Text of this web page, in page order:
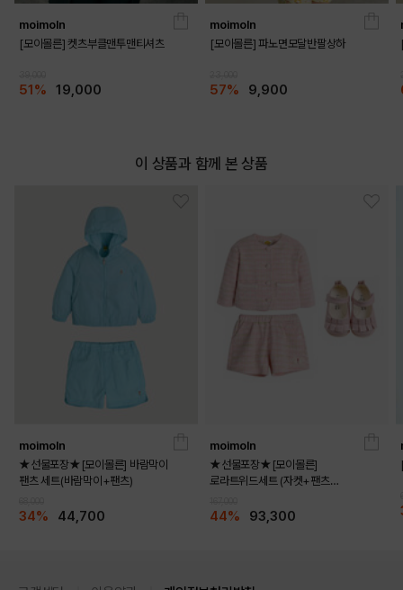
MINT
PRODUCT VIEW
moimoln
[모이몰른] 켓츠부클맨투맨티셔츠
51% 19,000
moimoln
[모이몰른] 파노면모달반팔상하
57% 9,900
이 상품과 함께 본 상품
moimoln
★선물포장★[모이몰른] 바람막이
팬츠 세트(바람막이+팬츠)
34% 44,700
moimoln
★선물포장★[모이몰른]
로라트위드세트 (자켓+팬츠
44% 93,300